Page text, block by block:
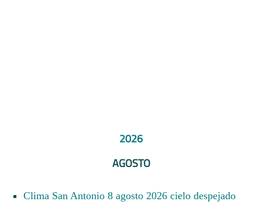
2026
AGOSTO
Clima San Antonio 8 agosto 2026 cielo despejado